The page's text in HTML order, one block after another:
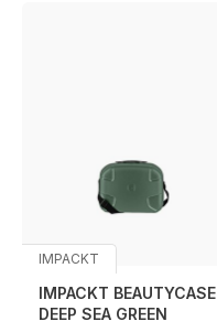
IMPACKT
IMPACKT BEAUTYCASE
DEEP SEA GREEN